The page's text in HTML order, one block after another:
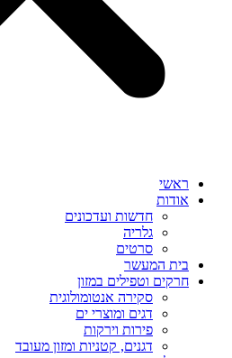
ראשי
אודות
חדשות ועדכונים
גלריה
סרטים
בית המעשר
חרקים וטפילים במזון
סקירה אנטומולוגית
דגים ומוצרי ים
פירות וירקות
דגנים, קטניות ומזון מעובד